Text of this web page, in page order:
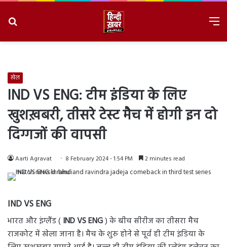
खेल
IND VS ENG: टीम इंडिया के लिए
खुशख़बरी, तीसरे टेस्ट मैच में होगी इन दो
दिग्गजों की वापसी
Aarti Agravat 8 February 2024 - 1:54 PM 2 minutes read
IND VS ENG
भारत और इंग्लैंड (IND VS ENG) के बीच सीरीज का तीसरा मैच
राजकोट में खेला जाना है। मैच के शुरु होने से पूर्व ही टीम इंडिया के